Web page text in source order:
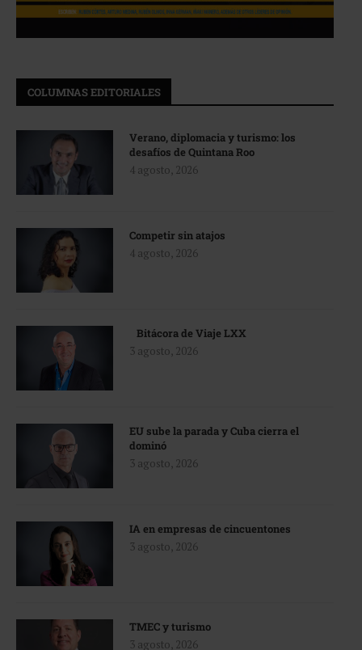
COLUMNAS EDITORIALES
Verano, diplomacia y turismo: los
desafíos de Quintana Roo
4 agosto, 2026
Competir sin atajos
4 agosto, 2026
Bitácora de Viaje LXX
3 agosto, 2026
EU sube la parada y Cuba cierra el
dominó
3 agosto, 2026
IA en empresas de cincuentones
3 agosto, 2026
TMEC y turismo
3 agosto, 2026